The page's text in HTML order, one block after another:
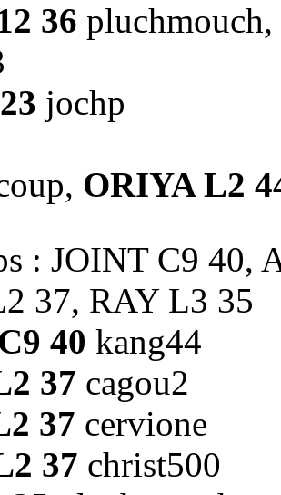
36 pluchmouch,
jochp
ORIYA L2
: JOINT C9 40,
37, RAY L3 35
40 kang44
37 cagou2
37 cervione
37 christ500